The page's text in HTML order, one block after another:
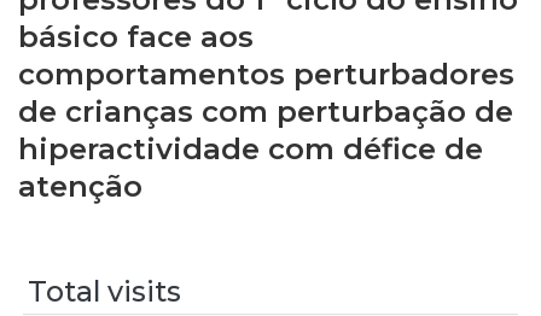
Entities
básico face aos
comportamentos perturbadores
de crianças com perturbação de
hiperactividade com défice de
atenção
Total visits